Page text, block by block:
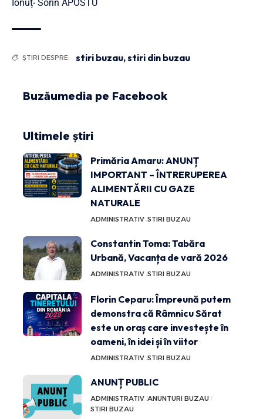
Ionuț- Sorin APOSTU
ȘTIRI DESPRE: stiri buzau,stiri din buzau
Buzăumedia pe Facebook
Ultimele știri
Primăria Amaru: ANUNȚ
IMPORTANT – ÎNTRERUPEREA
ALIMENTĂRII CU GAZE
NATURALE
ADMINISTRATIV STIRI BUZAU
Constantin Toma: Tabăra
Urbană, Vacanța de vară 2026
ADMINISTRATIV STIRI BUZAU
Florin Ceparu: Împreună putem
demonstra că Râmnicu Sărat
este un oraș care investește în
oameni, în idei și în viitor
ADMINISTRATIV STIRI BUZAU
ANUNȚ PUBLIC
ADMINISTRATIV ANUNTURI BUZAU
STIRI BUZAU